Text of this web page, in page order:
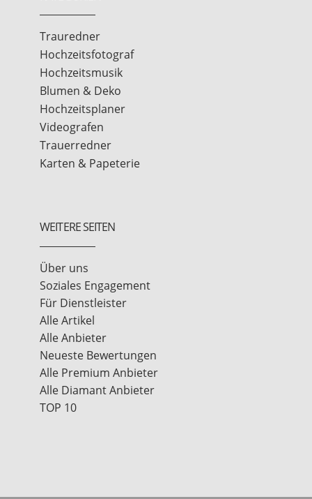
Trauredner
Hochzeitsfotograf
Hochzeitsmusik
Blumen & Deko
Hochzeitsplaner
Videografen
Trauerredner
Karten & Papeterie
WEITERE SEITEN
Über uns
Soziales Engagement
Für Dienstleister
Alle Artikel
Alle Anbieter
Neueste Bewertungen
Alle Premium Anbieter
Alle Diamant Anbieter
TOP 10